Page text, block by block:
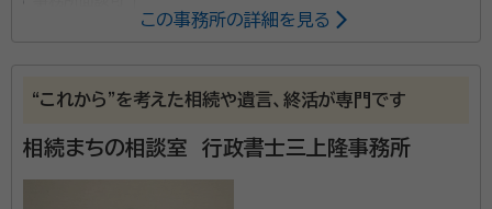
中村 博之（なかむら ひろゆき）
行政書士
経て独立。 株式会社エヌズファクトリーを設立し、代表取締役就任。 広告
や販売促進を中心に、ガバナンスやコンプライアンスの整備・強化など幅
広く企業の支援に取り組む。 2012年に行政書士試験合格。個人情報保
事務所口コミ（抜粋）：
この事務所の詳細を見る
“これから”を考えた相続や遺言、終活が専門です
相続まちの相談室 行政書士三上隆事務所